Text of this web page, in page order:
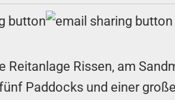
Rissen, am
Paddocks und einer